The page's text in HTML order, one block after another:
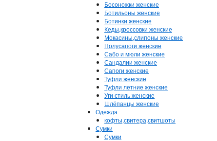
Босоножки женские
Ботильоны женские
Ботинки женские
Кеды,кроссовки женские
Мокасины,слипоны женские
Полусапоги женские
Сабо и мюли женские
Сандалии женские
Сапоги женские
Туфли женские
Туфли летние женские
Уги стиль женские
Шлёпанцы женские
Одежда
кофты,свитера,свитшоты
Сумки
Сумки